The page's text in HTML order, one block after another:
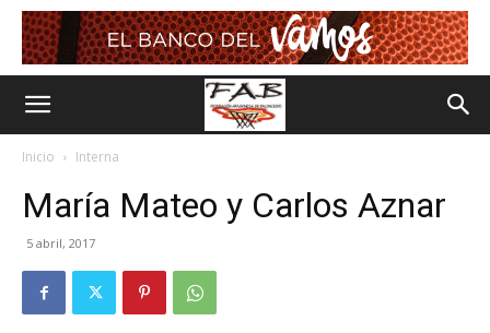
Inicio Interna
María Mateo y Carlos Aznar
5 abril, 2017